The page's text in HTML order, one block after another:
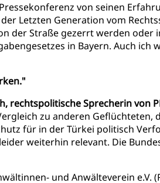
von seinen
Letzten Generation vom
der Straße gezerrt werden oder
in Bayern. Auch ich
rechtspolitische Sprecherin von
zu anderen Geflüchteten,
für in der Türkei politisch
weiterhin relevant. Die
und Anwälteverein e.V.